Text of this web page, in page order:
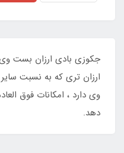
ارزان تری که به نسبت
وی دارد ، امکانات فوق
دهد.